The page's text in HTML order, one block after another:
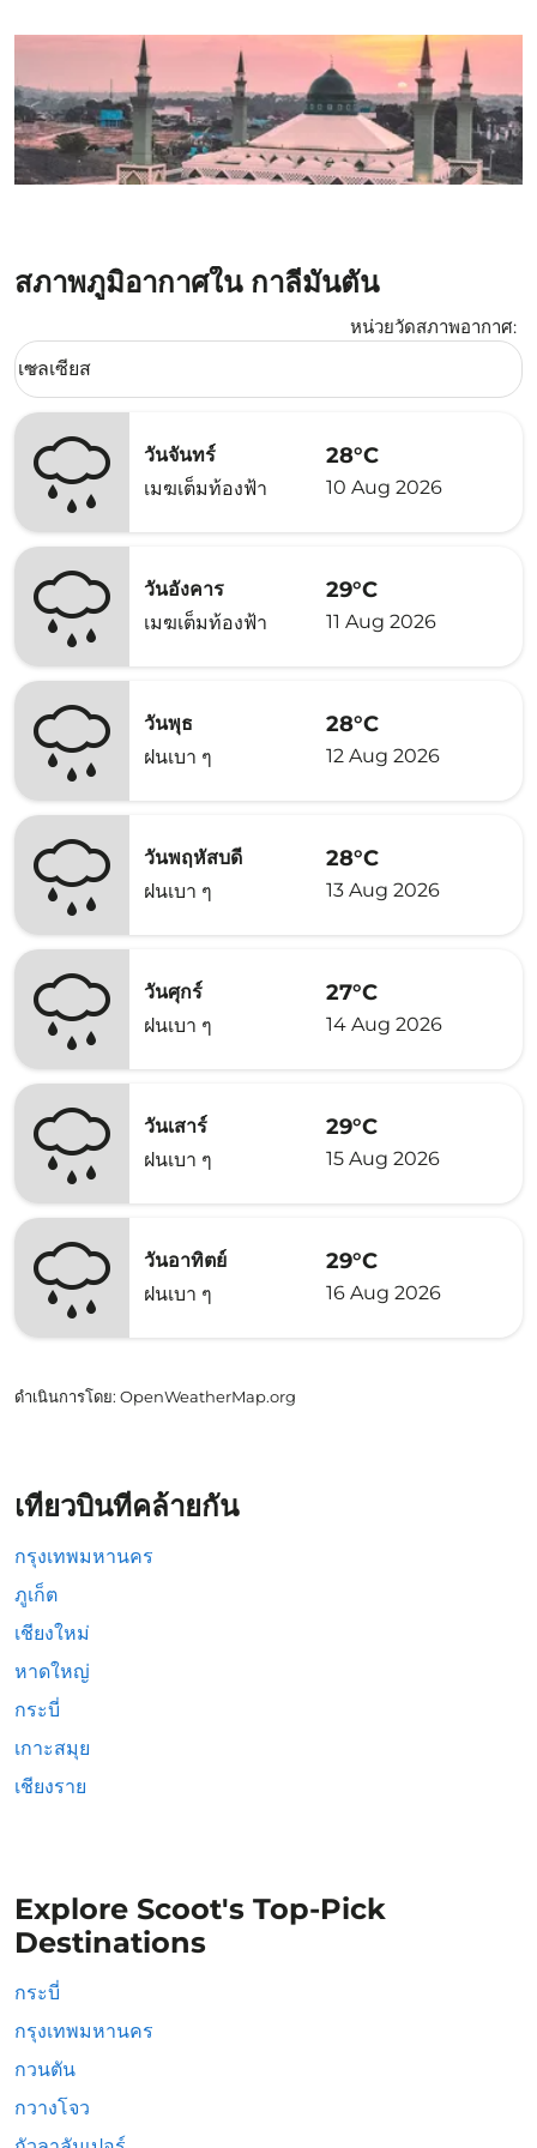
สภาพภูมิอากาศใน กาลีมันตัน
หน่วยวัดสภาพอากาศ:
Weather unit option เซลเซียส Selected
เซลเซียส
keyboard_arrow_down
วันจันทร์
เมฆเต็มท้องฟ้า
28°C
10 Aug 2026
วันอังคาร
เมฆเต็มท้องฟ้า
29°C
11 Aug 2026
วันพุธ
ฝนเบา ๆ
28°C
12 Aug 2026
วันพฤหัสบดี
ฝนเบา ๆ
28°C
13 Aug 2026
วันศุกร์
ฝนเบา ๆ
27°C
14 Aug 2026
วันเสาร์
ฝนเบา ๆ
29°C
15 Aug 2026
วันอาทิตย์
ฝนเบา ๆ
29°C
16 Aug 2026
ดำเนินการโดย: OpenWeatherMap.org
เที่ยวบินที่คล้ายกัน
กรุงเทพมหานคร
ภูเก็ต
เชียงใหม่
หาดใหญ่
กระบี่
เกาะสมุย
เชียงราย
Explore Scoot's Top-Pick
Destinations
กระบี่
กรุงเทพมหานคร
กวนตัน
กวางโจว